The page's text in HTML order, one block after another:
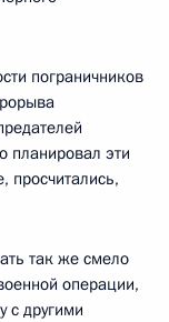
пограничников
планировал эти
просчитались,
так же смело
операции,
с другими